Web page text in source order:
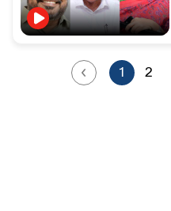
1 2